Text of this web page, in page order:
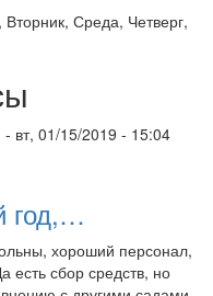
Среда, Четверг,
- вт, 01/15/2019 - 15:04
год,…
хороший персонал,
есть сбор средств, но